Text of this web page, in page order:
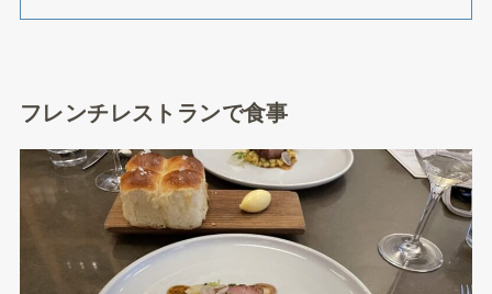
フレンチレストランで食事